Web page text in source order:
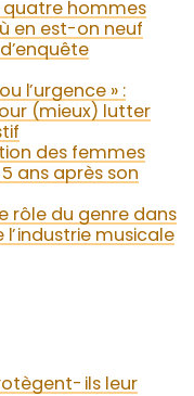
hommes
en est-on neuf
l’urgence » :
(mieux) lutter
des femmes
5 ans après son
rôle du genre dans
l’industrie musicale
ils leur